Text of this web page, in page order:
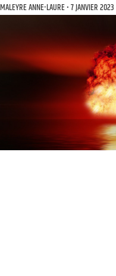
MALEYRE ANNE-LAURE 7 JANVIER 2023